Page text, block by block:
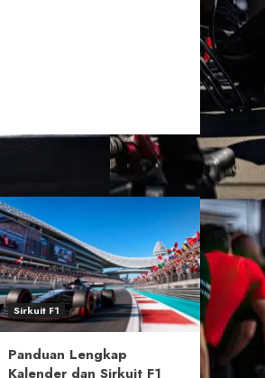
Sirkuit F1
Panduan Lengkap
Kalender dan Sirkuit F1